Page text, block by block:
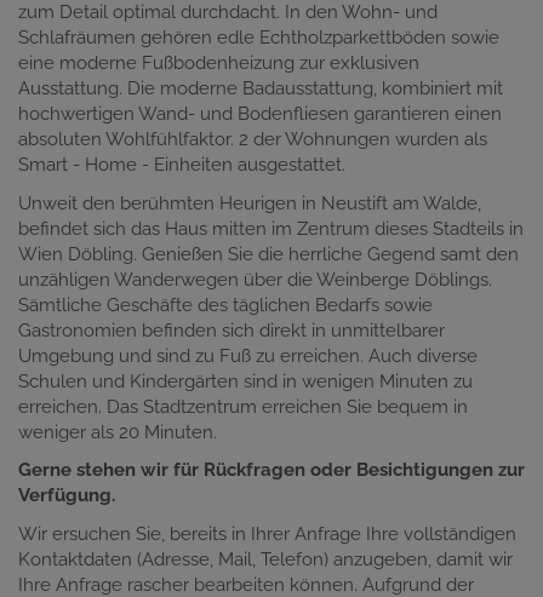
zum Detail optimal durchdacht. In den Wohn- und
Schlafräumen gehören edle Echtholzparkettböden sowie
eine moderne Fußbodenheizung zur exklusiven
Ausstattung. Die moderne Badausstattung, kombiniert mit
hochwertigen Wand- und Bodenfliesen garantieren einen
absoluten Wohlfühlfaktor. 2 der Wohnungen wurden als
Smart - Home - Einheiten ausgestattet.
Unweit den berühmten Heurigen in Neustift am Walde,
befindet sich das Haus mitten im Zentrum dieses Stadteils in
Wien Döbling. Genießen Sie die herrliche Gegend samt den
unzähligen Wanderwegen über die Weinberge Döblings.
Sämtliche Geschäfte des täglichen Bedarfs sowie
Gastronomien befinden sich direkt in unmittelbarer
Umgebung und sind zu Fuß zu erreichen. Auch diverse
Schulen und Kindergärten sind in wenigen Minuten zu
erreichen. Das Stadtzentrum erreichen Sie bequem in
weniger als 20 Minuten.
Gerne stehen wir für Rückfragen oder Besichtigungen zur
Verfügung.
Wir ersuchen Sie, bereits in Ihrer Anfrage Ihre vollständigen
Kontaktdaten (Adresse, Mail, Telefon) anzugeben, damit wir
Ihre Anfrage rascher bearbeiten können. Aufgrund der